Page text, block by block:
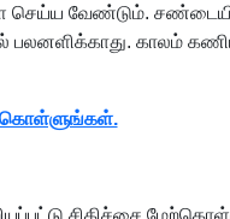
செய்ய வேண்டும்.
பலனளிக்காது. காலம்
கொள்ளுங்கள்.
சிகிச்சை